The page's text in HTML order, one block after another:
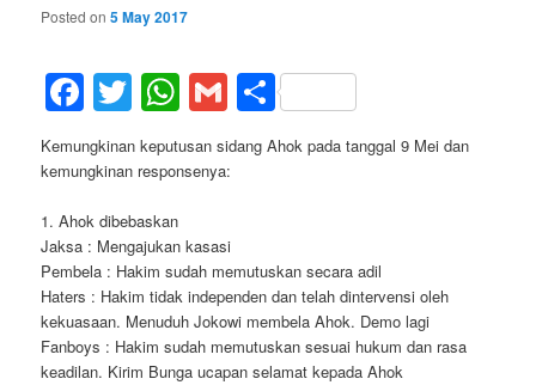
Posted on5 May 2017
Facebook
Twitter
WhatsApp
Gmail
Share
Kemungkinan keputusan sidang Ahok pada tanggal 9 Mei dan
kemungkinan responsenya:
1. Ahok dibebaskan
Jaksa : Mengajukan kasasi
Pembela : Hakim sudah memutuskan secara adil
Haters : Hakim tidak independen dan telah dintervensi oleh
kekuasaan. Menuduh Jokowi membela Ahok. Demo lagi
Fanboys : Hakim sudah memutuskan sesuai hukum dan rasa
keadilan. Kirim Bunga ucapan selamat kepada Ahok